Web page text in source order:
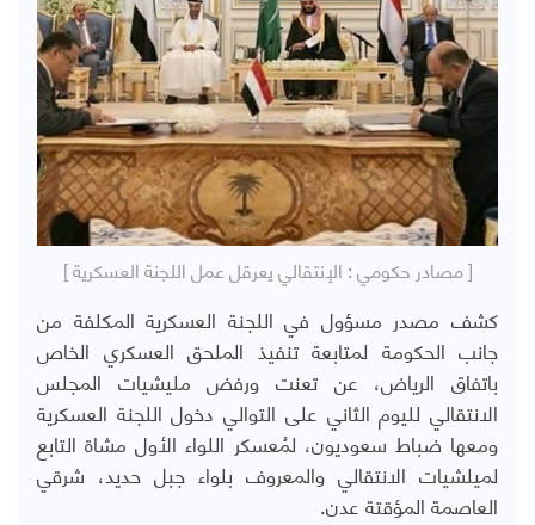
[ مصادر حكومي : الإنتقالي يعرقل عمل اللجنة العسكرية ]
كشف مصدر مسؤول في اللجنة العسكرية المكلفة من
جانب الحكومة لمتابعة تنفيذ الملحق العسكري الخاص
باتفاق الرياض، عن تعنت ورفض مليشيات المجلس
الانتقالي لليوم الثاني على التوالي دخول اللجنة العسكرية
ومعها ضباط سعوديون، لمُعسكر اللواء الأول مشاة التابع
لميلشيات الانتقالي والمعروف بلواء جبل حديد، شرقي
العاصمة المؤقتة عدن.